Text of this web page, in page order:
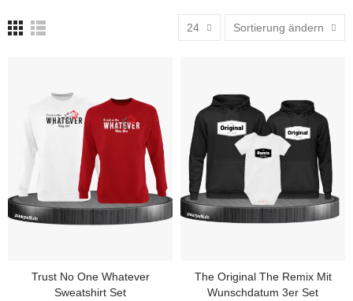
24 Sortierung ändern
Trust No One Whatever
Sweatshirt Set
The Original The Remix Mit
Wunschdatum 3er Set